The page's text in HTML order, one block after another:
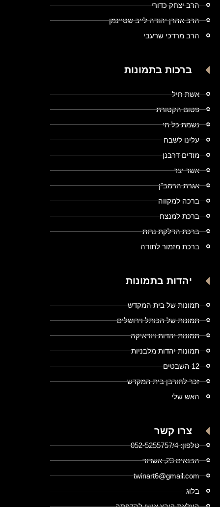
הרב יצחק כדורי
הרב אהרן יהודה לייב שטיינמן
הרב מרדכי שרעבי
ברכות בתמונות
אשת חיל
פטום הקטורת
נשמת כל חי
עלינו לשבח
מודים דרבנן
אשר יצר
אגרת הרמב"ן
ברכה למקווה
ברכת למנצח
ברכת הדלקת נרות
ברכת מזמור לתודה
יהדות בתמונות
תמונות של בית המקדש
תמונות של הכותל וירושלים
תמונות יהדות ויודאיקה
תמונות יהדות מלבניות
12 השבטים
זכר לחורבן בית המקדש
האש שלי
צרו קשר
טלפון: 052-5255757/4
הבנאים 23, אשדוד
twinart6@gmail.com
בלוג